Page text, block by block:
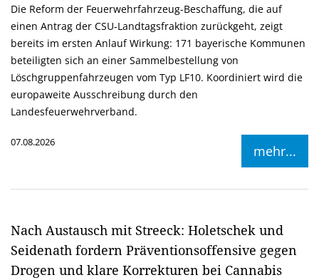
Die Reform der Feuerwehrfahrzeug-Beschaffung, die auf
einen Antrag der CSU-Landtagsfraktion zurückgeht, zeigt
bereits im ersten Anlauf Wirkung: 171 bayerische Kommunen
beteiligten sich an einer Sammelbestellung von
Löschgruppenfahrzeugen vom Typ LF10. Koordiniert wird die
europaweite Ausschreibung durch den
Landesfeuerwehrverband.
07.08.2026
mehr...
Nach Austausch mit Streeck: Holetschek und
Seidenath fordern Präventionsoffensive gegen
Drogen und klare Korrekturen bei Cannabis